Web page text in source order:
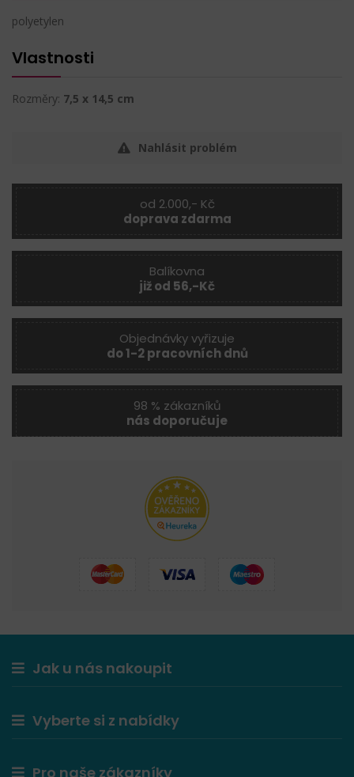
polyetylen
Vlastnosti
Rozměry: 7,5 x 14,5 cm
Nahlásit problém
od 2.000,- Kč
doprava zdarma
Balíkovna
již od 56,-Kč
Objednávky vyřizuje
do 1-2 pracovních dnů
98 % zákazníků
nás doporučuje
Jak u nás nakoupit
Vyberte si z nabídky
Pro naše zákazníky